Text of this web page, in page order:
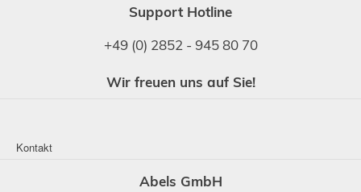
Support Hotline
+49 (0) 2852 - 945 80 70
Wir freuen uns auf Sie!
Kontakt
Abels GmbH